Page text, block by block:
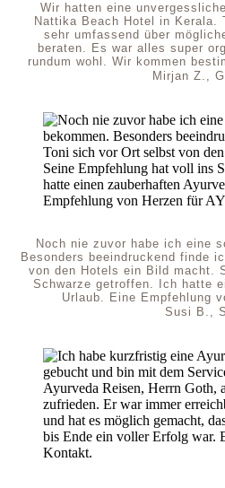
Wir hatten eine
Nattika Beach Hotel in Kerala.
sehr umfassend über
beraten. Es war alles super
rundum wohl. Wir kommen
Mirjan Z.,
Noch nie zuvor habe ich eine
Besonders beeindruckend finde
von den Hotels ein Bild macht.
Schwarze getroffen. Ich hatte
Urlaub. Eine Empfehlung
Susi B.,